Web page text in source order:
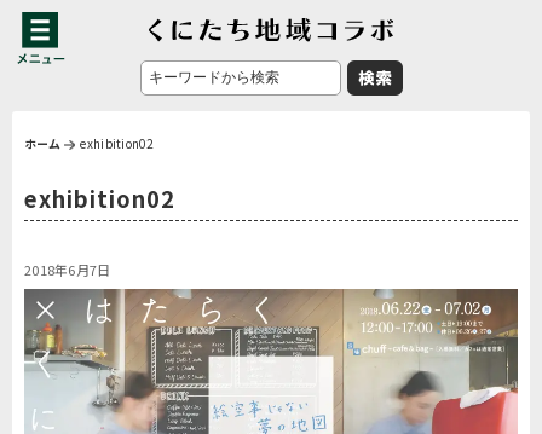
ホーム exhibition02
exhibition02
2018年6月7日